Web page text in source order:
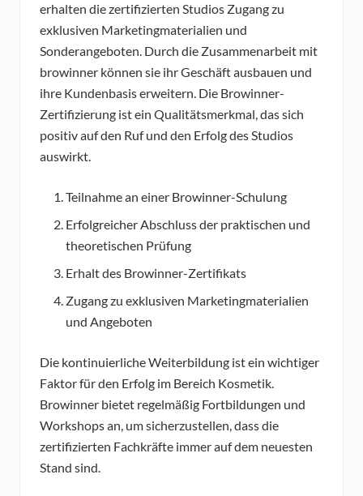
erhalten die zertifizierten Studios Zugang zu
exklusiven Marketingmaterialien und
Sonderangeboten. Durch die Zusammenarbeit mit
browinner können sie ihr Geschäft ausbauen und
ihre Kundenbasis erweitern. Die Browinner-
Zertifizierung ist ein Qualitätsmerkmal, das sich
positiv auf den Ruf und den Erfolg des Studios
auswirkt.
Teilnahme an einer Browinner-Schulung
Erfolgreicher Abschluss der praktischen und
theoretischen Prüfung
Erhalt des Browinner-Zertifikats
Zugang zu exklusiven Marketingmaterialien
und Angeboten
Die kontinuierliche Weiterbildung ist ein wichtiger
Faktor für den Erfolg im Bereich Kosmetik.
Browinner bietet regelmäßig Fortbildungen und
Workshops an, um sicherzustellen, dass die
zertifizierten Fachkräfte immer auf dem neuesten
Stand sind.